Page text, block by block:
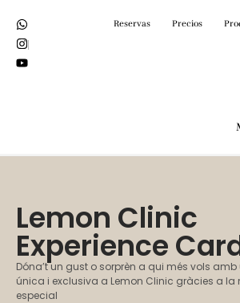
Reservas Precios
Lemon Clinic
Experience
Dóna’t un gust o sorprèn a qui més vols
única i exclusiva a Lemon Clinic gràcies a
especial